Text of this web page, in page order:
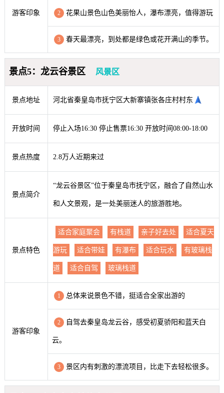
游客印象 2 花果山景色山色美丽怡人，瀑布漂亮，值得游玩
3 春天最漂亮，到处都是绿色或花开满山的季节。
景点5：龙云谷景区 风景区
景点地址 河北省秦皇岛市抚宁区大新寨镇张各庄村村东
开放时间 停止入场16:30 停止售票16:30 开放时间08:00-18:00
景点热度 2.8万人近期来过
景点简介
“龙云谷景区”位于秦皇岛市抚宁区，融合了自然山水
和人文景观，是一处美丽迷人的旅游胜地。
景点特色
适合家庭聚会 有栈道 亲子好去处 适合夏天
游玩 适合带娃 有瀑布 适合玩水 有玻璃栈
道 适合自驾 玻璃栈道
游客印象
1 总体来说景色不错，挺适合全家出游的
2 自驾去秦皇岛龙云谷，感受初夏骄阳和蓝天白
云。
3 景区内有刺激的漂流项目，比走下去轻松很多。